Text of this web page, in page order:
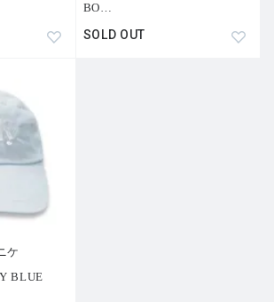
グラファー、ブルース・ウェーバー（Br
ンズを通して捉えられた、ブランド、
）」におけるマイケル・ライダー（Mi
バーは、緩やかに集まったティーンエイ
な振る舞いを委ねた。彼らは好みの服を
ワードローブと組み合わせ、指示を受け
服の言語を編み上げていく。ポートフォ
空気感の記録となっている。若さの高
、行き先を定めることなく、時間が静か
ー：マーク・キーン（Mark Kean）、カ
ン（Camilla Nickerson）、レネ・リカー
BO…
SOLD OUT
ケ
BLUE